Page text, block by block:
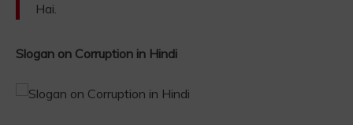
Hai.
Slogan on Corruption in Hindi